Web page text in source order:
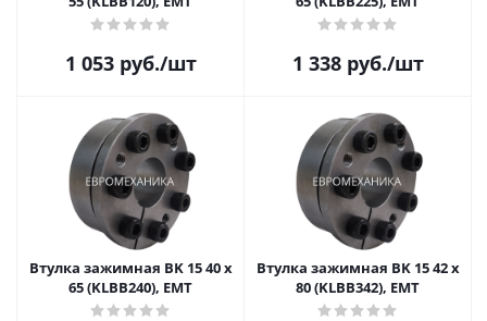
1 053руб./шт 1 338руб./шт
Втулка зажимная BK 15 40 x
65 (KLBB240), EMT
Втулка зажимная BK 15 42 x
80 (KLBB342), EMT